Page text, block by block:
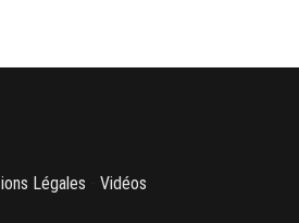
Légales Vidéos